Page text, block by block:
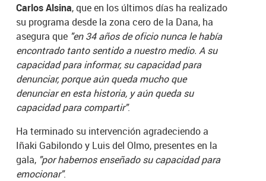
Carlos Alsina, que en los últimos días ha realizado
su programa desde la zona cero de la Dana, ha
asegura que "en 34 años de oficio nunca le había
encontrado tanto sentido a nuestro medio. A su
capacidad para informar, su capacidad para
denunciar, porque aún queda mucho que
denunciar en esta historia, y aún queda su
capacidad para compartir".
Ha terminado su intervención agradeciendo a
Iñaki Gabilondo y Luis del Olmo, presentes en la
gala, "por habernos enseñado su capacidad para
emocionar".